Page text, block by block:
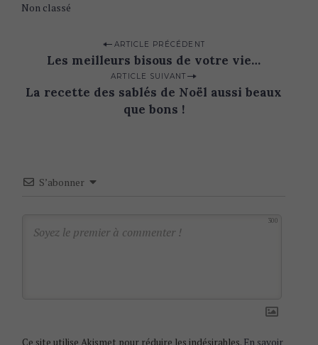
Non classé
s
i
ARTICLE PRÉCÉDENT
Les meilleurs bisous de votre vie…
ARTICLE SUIVANT
La recette des sablés de Noël aussi beaux
que bons !
S’abonner
300